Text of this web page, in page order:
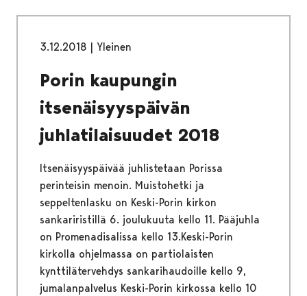
3.12.2018 Yleinen
Porin kaupungin
itsenäisyyspäivän
juhlatilaisuudet 2018
Itsenäisyyspäivää juhlistetaan Porissa
perinteisin menoin. Muistohetki ja
seppeltenlasku on Keski-Porin kirkon
sankariristillä 6. joulukuuta kello 11. Pääjuhla
on Promenadisalissa kello 13.Keski-Porin
kirkolla ohjelmassa on partiolaisten
kynttilätervehdys sankarihaudoille kello 9,
jumalanpalvelus Keski-Porin kirkossa kello 10